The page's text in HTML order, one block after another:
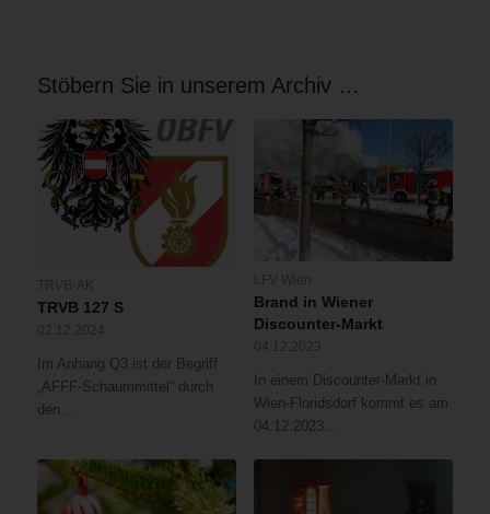
Stöbern Sie in unserem Archiv …
TRVB 127 S
Im Anhang Q3 ist der Begriff
„AFFF-Schaummittel“ durch
den…
Brand in Wiener
Discounter-Markt
In einem Discounter-Markt in
Wien-Floridsdorf kommt es am
04.12.2023…